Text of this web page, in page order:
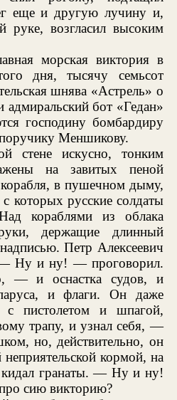
еще и другую лучину и,
возгласил высоким
морская виктория в
дня, тысячу семьсот
шнява «Астрель» о
бот «Гедан»
господину бомбардиру
Меншикову.
стене искусно, тонким
на завитых пеной
в пушечном дыму,
которых русские солдаты
кораблями из облака
держащие длинный
Петр Алексеевич
— Ну и ну! — проговорил.
— и оснастка судов, и
и флаги. Он даже
с пистолетом и шпагой,
трапу, и узнал себя, —
но, действительно, он
неприятельской кормой, на
кидал гранаты. — Ну и ну!
сию викторию?